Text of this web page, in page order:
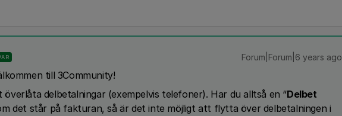
Forum|Forum|6 years ago
till 3Community!
delbetalningar (exempelvis telefoner). Har du alltså en “Delbet
det står på fakturan, så är det inte möjligt att flytta över delbetalningen i